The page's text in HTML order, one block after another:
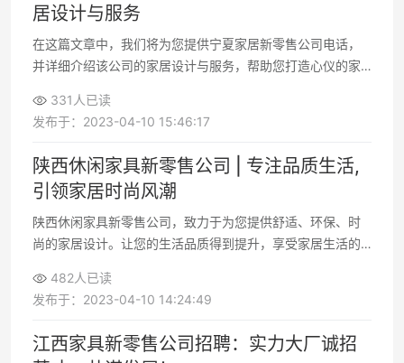
居设计与服务
在这篇文章中，我们将为您提供宁夏家居新零售公司电话，
并详细介绍该公司的家居设计与服务，帮助您打造心仪的家
331人已读
发布于：2023-04-10 15:46:17
陕西休闲家具新零售公司 | 专注品质生活,
引领家居时尚风潮
陕西休闲家具新零售公司，致力于为您提供舒适、环保、时
尚的家居设计。让您的生活品质得到提升，享受家居生活的
482人已读
发布于：2023-04-10 14:24:49
江西家具新零售公司招聘：实力大厂诚招